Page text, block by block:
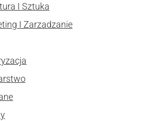
I Sztuka
I Zarzadzanie